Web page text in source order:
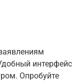
интерфейс
Опробуйте